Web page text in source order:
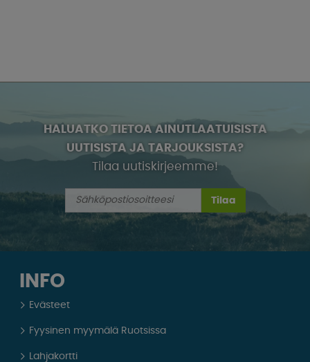
HALUATKO TIETOA AINUTLAATUISISTA
UUTISISTA JA TARJOUKSISTA?
Tilaa uutiskirjeemme!
Tilaa
INFO
Evästeet
Fyysinen myymälä Ruotsissa
Lahjakortti